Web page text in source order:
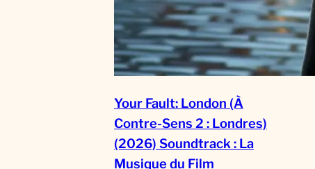
Your Fault: London (À
Contre-Sens 2 : Londres)
(2026) Soundtrack : La
Musique du Film